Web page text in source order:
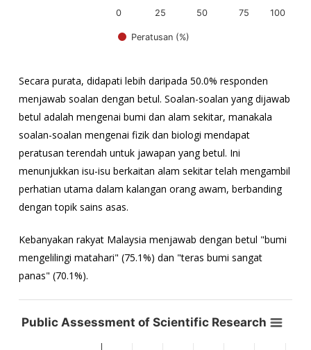
Peratusan (%)
0 25 50 75 100
Secara purata, didapati lebih daripada 50.0% responden
menjawab soalan dengan betul. Soalan-soalan yang dijawab
betul adalah mengenai bumi dan alam sekitar, manakala
soalan-soalan mengenai fizik dan biologi mendapat
peratusan terendah untuk jawapan yang betul. Ini
menunjukkan isu-isu berkaitan alam sekitar telah mengambil
perhatian utama dalam kalangan orang awam, berbanding
dengan topik sains asas.
Kebanyakan rakyat Malaysia menjawab dengan betul "bumi
mengelilingi matahari" (75.1%) dan "teras bumi sangat
panas" (70.1%).
Public Assessment of Scientific Research
Public Assessment of Scientific Research